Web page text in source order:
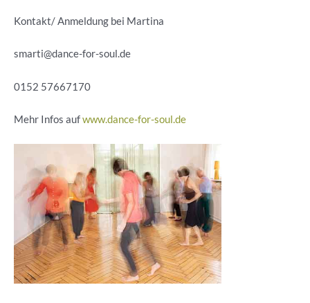
Kontakt/ Anmeldung bei Martina
smarti@dance-for-soul.de
0152 57667170
Mehr Infos aufwww.dance-for-soul.de